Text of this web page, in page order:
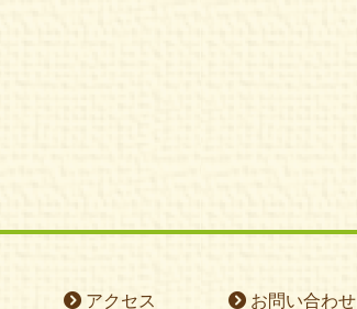
アクセス お問い合わせ